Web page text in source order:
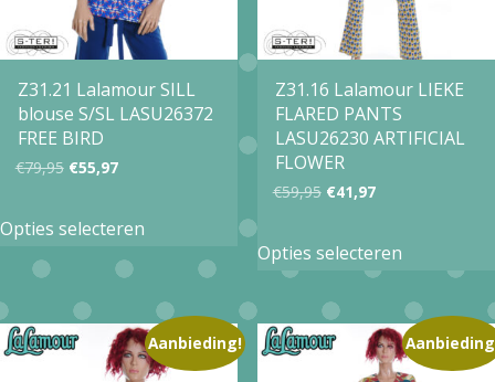
op
productpagina
gekozen
worden
op
de
Z31.21 Lalamour SILL
blouse S/SL LASU26372
FREE BIRD
€79,95 Oorspronkelijke
was:
€79,95.
€55,97Huidige
is:
€55,97.
Opties selecteren
meerdere
variaties.
Z31.16 Lalamour LIEKE
FLARED PANTS
LASU26230 ARTIFICIAL
FLOWER
€59,95 Oorspronkelijke
was:
€59,95.
€41,97Huidige
is:
€41,97.
Opties selecteren
product
heeft
meerdere
variaties.
Aanbieding!